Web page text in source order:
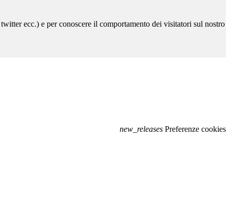
ecc.) e per conoscere il comportamento dei visitatori sul nostro
new_releases Preferenze cookies